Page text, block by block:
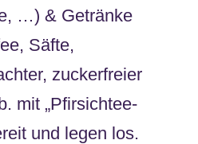
…) & Getränke
Säfte,
zuckerfreier
mit „Pfirsichtee-
und legen los.